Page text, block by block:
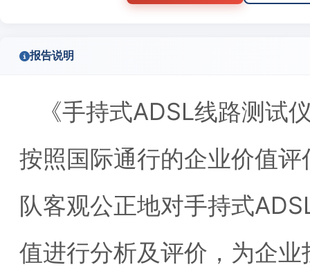
报告说明
《手持式ADSL线路测试
按照国际通行的企业价值
队客观公正地对手持式
值进行分析及评价，为企